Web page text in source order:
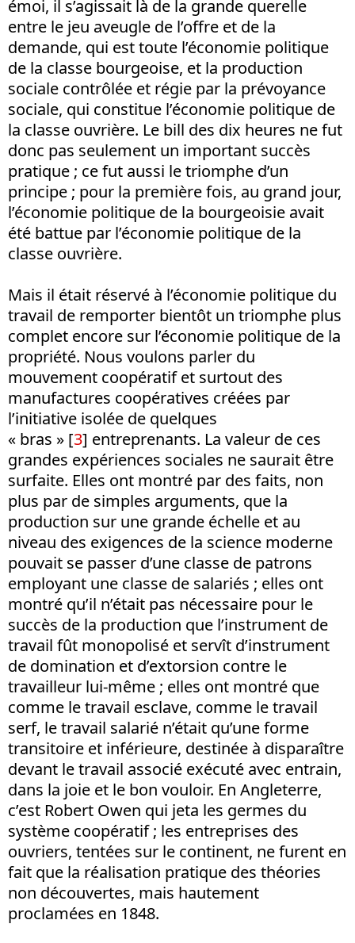
émoi, il s’agissait là de la grande querelle
entre le jeu aveugle de l’offre et de la
demande, qui est toute l’économie politique
de la classe bourgeoise, et la production
sociale contrôlée et régie par la prévoyance
sociale, qui constitue l’économie politique de
la classe ouvrière. Le bill des dix heures ne fut
donc pas seulement un important succès
pratique ; ce fut aussi le triomphe d’un
principe ; pour la première fois, au grand jour,
l’économie politique de la bourgeoisie avait
été battue par l’économie politique de la
classe ouvrière.
Mais il était réservé à l’économie politique du
travail de remporter bientôt un triomphe plus
complet encore sur l’économie politique de la
propriété. Nous voulons parler du
mouvement coopératif et surtout des
manufactures coopératives créées par
l’initiative isolée de quelques
« bras » [3] entreprenants. La valeur de ces
grandes expériences sociales ne saurait être
surfaite. Elles ont montré par des faits, non
plus par de simples arguments, que la
production sur une grande échelle et au
niveau des exigences de la science moderne
pouvait se passer d’une classe de patrons
employant une classe de salariés ; elles ont
montré qu’il n’était pas nécessaire pour le
succès de la production que l’instrument de
travail fût monopolisé et servît d’instrument
de domination et d’extorsion contre le
travailleur lui-même ; elles ont montré que
comme le travail esclave, comme le travail
serf, le travail salarié n’était qu’une forme
transitoire et inférieure, destinée à disparaître
devant le travail associé exécuté avec entrain,
dans la joie et le bon vouloir. En Angleterre,
c’est Robert Owen qui jeta les germes du
système coopératif ; les entreprises des
ouvriers, tentées sur le continent, ne furent en
fait que la réalisation pratique des théories
non découvertes, mais hautement
proclamées en 1848.